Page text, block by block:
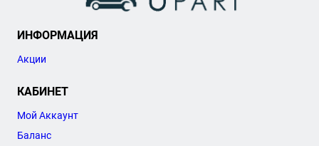
ИНФОРМАЦИЯ
Акции
КАБИНЕТ
Мой Аккаунт
Баланс